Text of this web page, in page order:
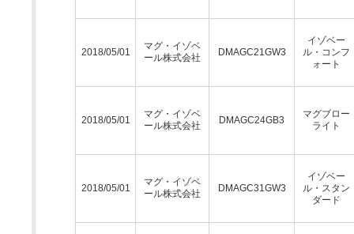
2018/05/01
マグ・イゾベ
ール株式会社
DMAGC21GW3
イゾベー
ル・コンフ
ォート
2018/05/01
マグ・イゾベ
ール株式会社
DMAGC24GB3
マグブロー
ライト
2018/05/01
マグ・イゾベ
ール株式会社
DMAGC31GW3
イゾベー
ル・スタン
ダード